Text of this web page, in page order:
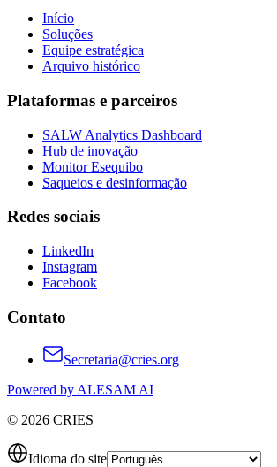
Início
Soluções
Equipe estratégica
Arquivo histórico
Plataformas e parceiros
SALW Analytics Dashboard
Hub de inovação
Monitor Esequibo
Saqueios e desinformação
Redes sociais
LinkedIn
Instagram
Facebook
Contato
Secretaria@cries.org
Powered by ALESAM AI
© 2026 CRIES
Idioma do site